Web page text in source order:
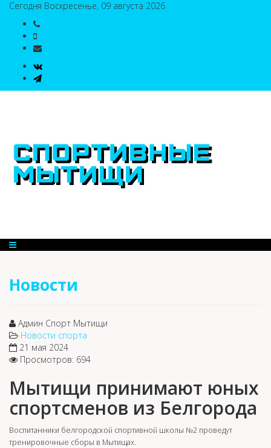
Сегодня Воскресенье, 09 августа 2026
Новости
Админ Спорт Мытищи
Новости спорта
21 мая 2024
Просмотров: 694
Мытищи принимают юных
спортсменов из Белгорода
Воспитанники белгородской спортивной школы №2 проведут
тренировочные сборы в Мытищах.